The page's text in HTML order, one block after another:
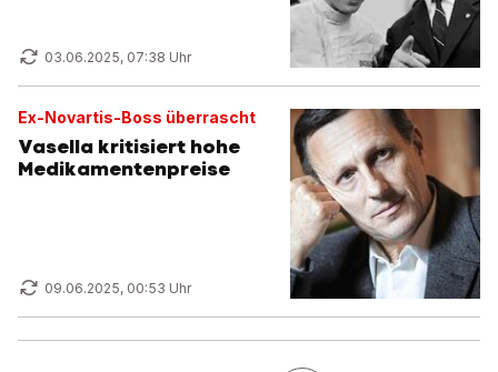
03.06.2025, 07:38 Uhr
Ex-Novartis-Boss überrascht
Vasella kritisiert hohe
Medikamentenpreise
09.06.2025, 00:53 Uhr